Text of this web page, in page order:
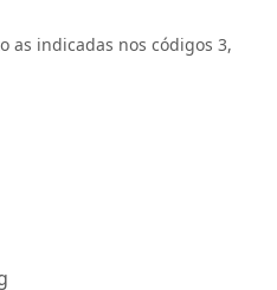
as indicadas nos códigos 3,